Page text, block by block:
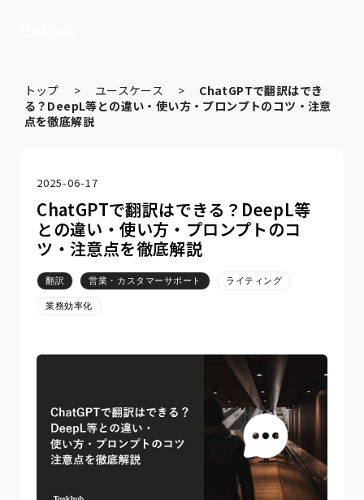
トップ > ユースケース > ChatGPTで翻訳はでき
る？DeepL等との違い・使い方・プロンプトのコツ・注意
点を徹底解説
2025-06-17
ChatGPTで翻訳はできる？DeepL等
との違い・使い方・プロンプトのコ
ツ・注意点を徹底解説
翻訳 営業・カスタマーサポート ライティング
業務効率化